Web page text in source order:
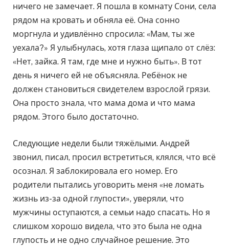
ничего не замечает. Я пошла в комнату Сони, села
рядом на кровать и обняла её. Она сонно
моргнула и удивлённо спросила: «Мам, ты же
уехала?» Я улыбнулась, хотя глаза щипало от слёз:
«Нет, зайка. Я там, где мне и нужно быть». В тот
день я ничего ей не объясняла. Ребёнок не
должен становиться свидетелем взрослой грязи.
Она просто знала, что мама дома и что мама
рядом. Этого было достаточно.
Следующие недели были тяжёлыми. Андрей
звонил, писал, просил встретиться, клялся, что всё
осознал. Я заблокировала его номер. Его
родители пытались уговорить меня «не ломать
жизнь из-за одной глупости», уверяли, что
мужчины оступаются, а семьи надо спасать. Но я
слишком хорошо видела, что это была не одна
глупость и не одно случайное решение. Это